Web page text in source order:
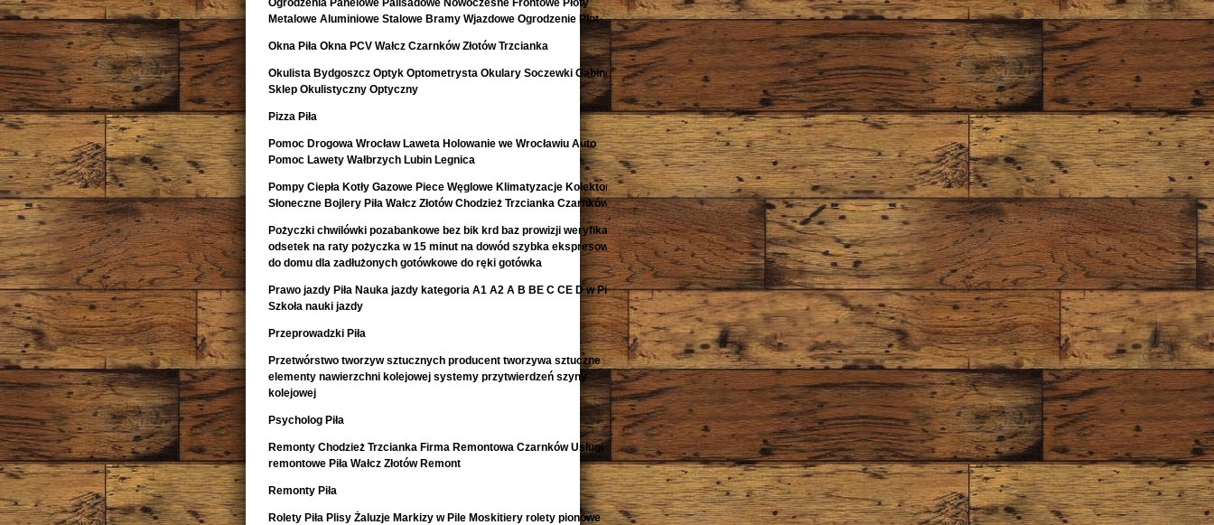
Ogrodzenia Panelowe Palisadowe Nowoczesne Frontowe Płoty
Metalowe Aluminiowe Stalowe Bramy Wjazdowe Ogrodzenie Płot
Okna Piła Okna PCV Wałcz Czarnków Złotów Trzcianka
Okulista Bydgoszcz Optyk Optometrysta Okulary Soczewki Gabinet
Sklep Okulistyczny Optyczny
Pizza Piła
Pomoc Drogowa Wrocław Laweta Holowanie we Wrocławiu Auto
Pomoc Lawety Wałbrzych Lubin Legnica
Pompy Ciepła Kotły Gazowe Piece Węglowe Klimatyzacje Kolektory
Słoneczne Bojlery Piła Wałcz Złotów Chodzież Trzcianka Czarnków
Pożyczki chwilówki pozabankowe bez bik krd baz prowizji weryfikacji
odsetek na raty pożyczka w 15 minut na dowód szybka ekspresowa
do domu dla zadłużonych gotówkowe do ręki gotówka
Prawo jazdy Piła Nauka jazdy kategoria A1 A2 A B BE C CE D‎ w Pile
Szkoła nauki jazdy
Przeprowadzki Piła
Przetwórstwo tworzyw sztucznych producent tworzywa sztuczne
elementy nawierzchni kolejowej systemy przytwierdzeń szyny
kolejowej
Psycholog Piła
Remonty Chodzież Trzcianka Firma Remontowa Czarnków Usługi
remontowe Piła Wałcz Złotów Remont
Remonty Piła
Rolety Piła Plisy Żaluzje Markizy w Pile Moskitiery rolety pionowe